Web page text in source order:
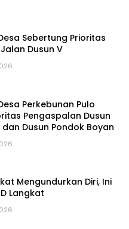
Sebertung Prioritas
Pengaspalan Jalan Dusun V
Perkebunan Pulo
Pengaspalan Dusun
Dusun Pondok Boyan
Mengundurkan Diri, Ini
Langkat